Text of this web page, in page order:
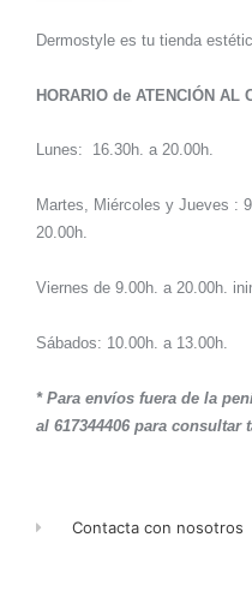
Dermostyle es tu tienda
HORARIO de ATENCIÓN AL
Lunes: 16.30h. a 20.00h.
Martes, Miércoles y Jueves :
20.00h.
Viernes de 9.00h. a 20.00h.
Sábados: 10.00h. a 13.00h.
* Para envíos fuera de la
al 617344406 para consultar
Contacta con nosotros